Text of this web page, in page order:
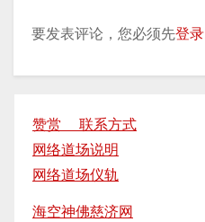
要发表评论，您必须先登录
赞赏 联系方式
网络道场说明
网络道场仪轨
海空神佛慈济网